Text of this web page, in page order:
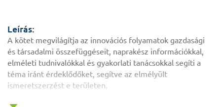
Leírás:
A kötet megvilágítja az innovációs folyamatok gazdasági
és társadalmi összefüggéseit, naprakész információkkal,
elméleti tudnivalókkal és gyakorlati tanácsokkal segíti a
téma iránt érdeklődőket, segítve az elmélyült
ismeretszerzést e területen.